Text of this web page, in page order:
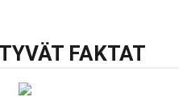
FAKTAT